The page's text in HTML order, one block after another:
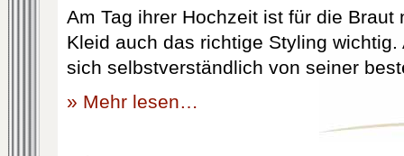
Am Tag ihrer Hochzeit ist für die Braut
Kleid auch das richtige Styling
sich selbstverständlich von seiner
» Mehr lesen…